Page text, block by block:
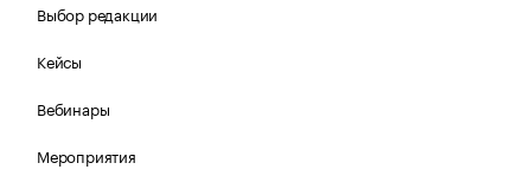
Выбор редакции
Кейсы
Вебинары
Мероприятия